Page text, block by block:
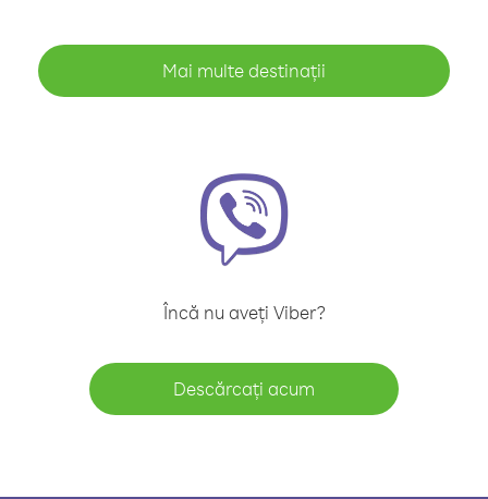
Mai multe destinații
Încă nu aveți Viber?
Descărcați acum